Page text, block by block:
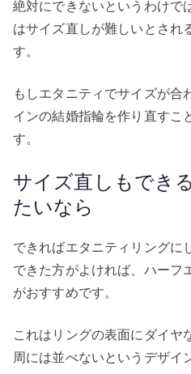
絶対にできないというわけで
はサイズ直しが難しいとされ
す。
もしエタニティでサイズが合
インの結婚指輪を作り直すこ
す。
サイズ直しもでき
たいなら
できればエタニティリングに
できた方がよければ、ハーフ
がおすすめです。
これはリングの表面にダイヤ
周には並べないというデザイ